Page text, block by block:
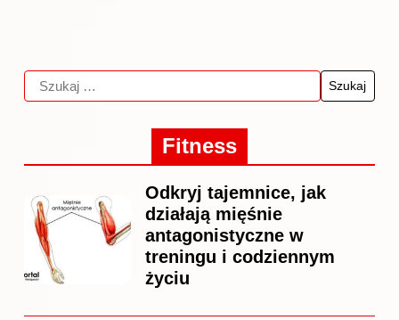
Fitness
Odkryj tajemnice, jak
działają mięśnie
antagonistyczne w
treningu i codziennym
życiu